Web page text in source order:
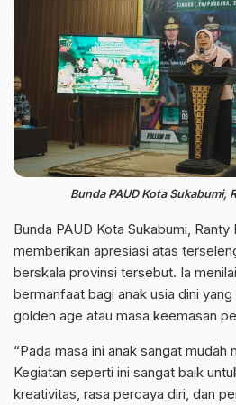
Bunda PAUD Kota Sukabumi,
Bunda PAUD Kota Sukabumi, Ranty
memberikan apresiasi atas
berskala provinsi tersebut. Ia
bermanfaat bagi anak usia dini
golden age atau masa keemasan
“Pada masa ini anak sangat mudah
Kegiatan seperti ini sangat baik
kreativitas, rasa percaya diri, dan